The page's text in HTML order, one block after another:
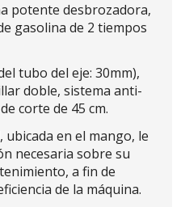
potente desbrozadora,
gasolina de 2 tiempos
tubo del eje: 30mm),
doble, sistema anti-
corte de 45 cm.
en el mango, le
necesaria sobre su
a fin de
de la máquina.